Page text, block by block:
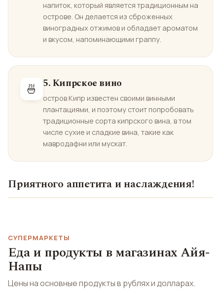
напиток, который является традиционным на
острове. Он делается из сброженных
виноградных отжимов и обладает ароматом
и вкусом, напоминающими граппу.
🍜 5. Кипрское вино
остров Кипр известен своими винными
плантациями, и поэтому стоит попробовать
традиционные сорта кипрского вина, в том
числе сухие и сладкие вина, такие как
мавродафни или мускат.
Приятного аппетита и наслаждения!
СУПЕРМАРКЕТЫ
Еда и продукты в магазинах Айя-
Напы
Цены на основные продукты в рублях и долларах.